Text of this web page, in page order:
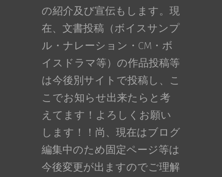
の紹介及び宣伝もします。現
在、文書投稿（ボイスサンプ
ル・ナレーション・CM・ボ
イスドラマ等）の作品投稿等
は今後別サイトで投稿し、こ
こでお知らせ出来たらと考
えてます！よろしくお願い
します！！尚、現在はブログ
編集中のため固定ページ等は
今後変更が出ますのでご理解